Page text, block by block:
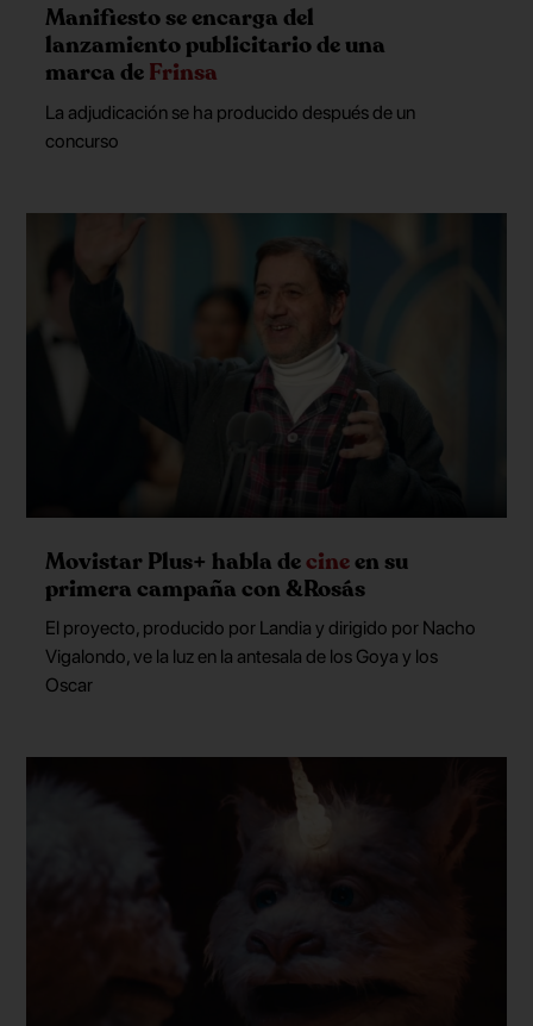
Manifiesto se encarga del
lanzamiento publicitario de una
marca deFrinsa
La adjudicación se ha producido después de un
concurso
Movistar Plus+ habla decineen su
primera campaña con &Rosás
El proyecto, producido por Landia y dirigido por Nacho
Vigalondo, ve la luz en la antesala de los Goya y los
Oscar